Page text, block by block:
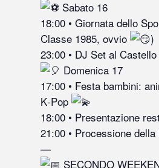
Sabato 16
18:00 • Giornata dello
Classe 1985, ovvio
)
23:00 • DJ Set al
Domenica 17
17:00 • Festa bambini:
K‑Pop
18:00 • Presentazione
21:00 • Processione
—
SECONDO